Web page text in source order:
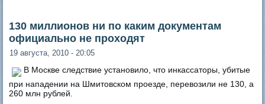
130 миллионов ни по каким документам
официально не проходят
19 августа, 2010 - 20:05
В Москве следствие установило, что инкассаторы, убитые
при нападении на Шмитовском проезде, перевозили не 130, а
260 млн рублей.